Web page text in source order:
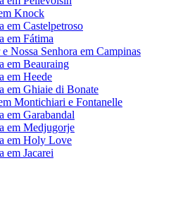
Knock
em Castelpetroso
em Fátima
Nossa Senhora em Campinas
em Beauraing
em Heede
em Ghiaie di Bonate
Montichiari e Fontanelle
em Garabandal
em Medjugorje
em Holy Love
em Jacarei